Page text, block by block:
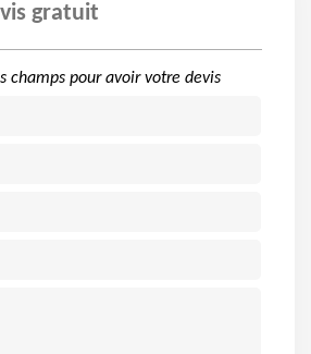
gratuit
champs pour avoir votre devis